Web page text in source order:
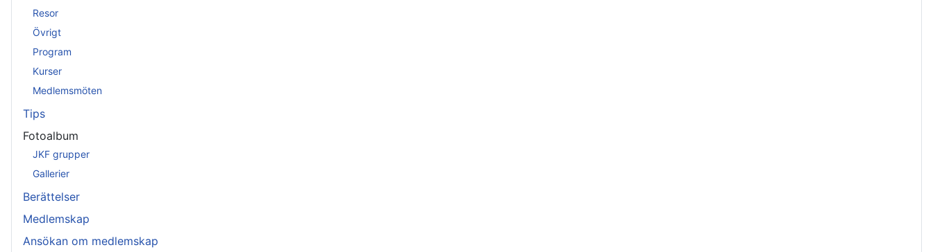
Resor
Övrigt
Program
Kurser
Medlemsmöten
Tips
Fotoalbum
JKF grupper
Gallerier
Berättelser
Medlemskap
Ansökan om medlemskap